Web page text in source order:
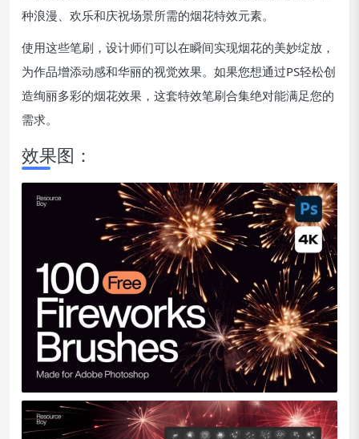
种浪漫、欢乐和庆祝场景所需的烟花特效元素。
使用这些笔刷，设计师们可以在瞬间实现烟花的美妙绽放，
为作品增添动感和华丽的视觉效果。如果您想通过PS轻松创
造绚丽多彩的烟花效果，这套特效笔刷合集绝对能满足您的
需求。
效果图：